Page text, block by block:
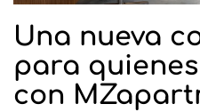
Una nueva
para
con